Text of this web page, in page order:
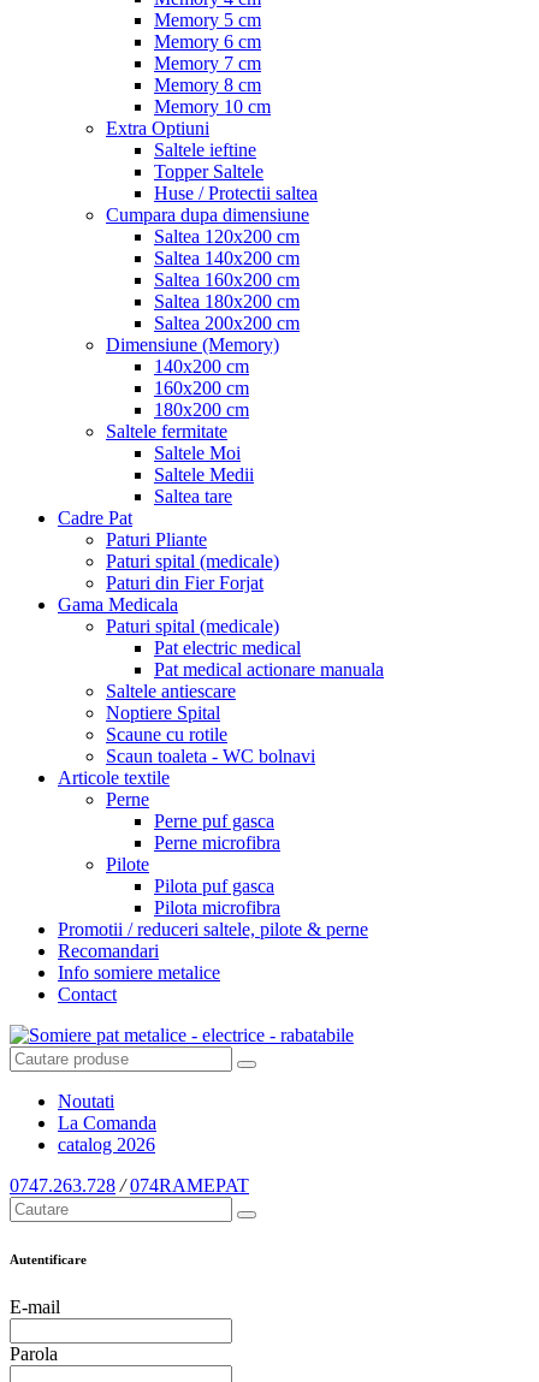
Memory 5 cm
Memory 6 cm
Memory 7 cm
Memory 8 cm
Memory 10 cm
Extra Optiuni
Saltele ieftine
Topper Saltele
Huse / Protectii saltea
Cumpara dupa dimensiune
Saltea 120x200 cm
Saltea 140x200 cm
Saltea 160x200 cm
Saltea 180x200 cm
Saltea 200x200 cm
Dimensiune (Memory)
140x200 cm
160x200 cm
180x200 cm
Saltele fermitate
Saltele Moi
Saltele Medii
Saltea tare
Cadre Pat
Paturi Pliante
Paturi spital (medicale)
Paturi din Fier Forjat
Gama Medicala
Paturi spital (medicale)
Pat electric medical
Pat medical actionare manuala
Saltele antiescare
Noptiere Spital
Scaune cu rotile
Scaun toaleta - WC bolnavi
Articole textile
Perne
Perne puf gasca
Perne microfibra
Pilote
Pilota puf gasca
Pilota microfibra
Promotii / reduceri saltele, pilote & perne
Recomandari
Info somiere metalice
Contact
Noutati
La Comanda
catalog 2026
0747.263.728 / 074RAMEPAT
Autentificare
E-mail
Parola